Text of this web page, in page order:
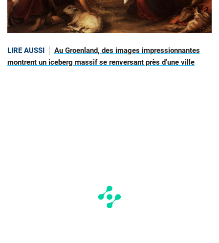
LIRE AUSSI
Au Groenland, des images impressionnantes
montrent un iceberg massif se renversant près d’une ville